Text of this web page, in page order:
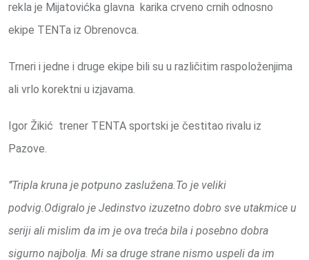
rekla je Mijatovićka glavna karika crveno crnih odnosno
ekipe TENTa iz Obrenovca.
Trneri i jedne i druge ekipe bili su u različitim raspoloženjima
ali vrlo korektni u izjavama.
Igor Žikić trener TENTA sportski je čestitao rivalu iz
Pazove.
’’Tripla kruna je potpuno zaslužena.To je veliki
podvig.Odigralo je Jedinstvo izuzetno dobro sve utakmice u
seriji ali mislim da im je ova treća bila i posebno dobra
sigurno najbolja. Mi sa druge strane nismo uspeli da im